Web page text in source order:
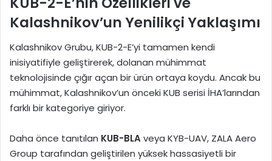
Kalashnikov’un Yenilikçi Yaklaşımı
Kalashnikov Grubu, KUB-2-E’yi tamamen kendi
inisiyatifiyle geliştirerek, dolanan mühimmat
teknolojisinde çığır açan bir ürün ortaya koydu. Ancak bu
mühimmat, Kalashnikov’un önceki KUB serisi İHA’larından
farklı bir kategoriye giriyor.
Daha önce tanıtılan KUB-BLAveya KYB-UAV, ZALA Aero
Group tarafından geliştirilen yüksek hassasiyetli bir